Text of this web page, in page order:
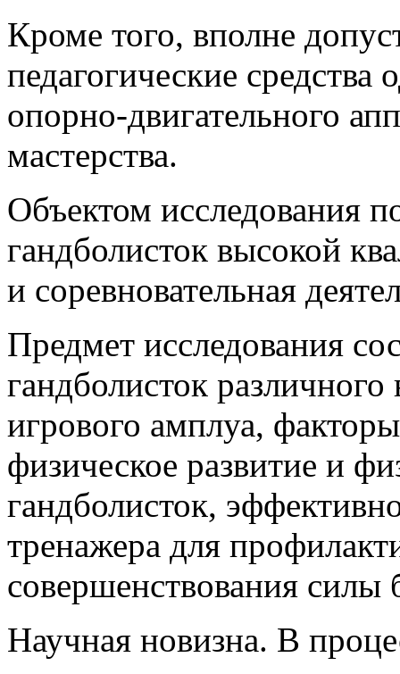
Кроме того, вполне
педагогические
опорно-двигательного
мастерства.
Объектом исследования
гандболисток высокой
и соревновательная
Предмет исследования
гандболисток
игрового амплуа,
физическое развитие и
гандболисток,
тренажера для
совершенствования силы
Научная новизна. В